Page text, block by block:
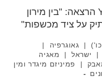
| גאוגרפיה
|
| ישראל |
מאגיה
|
פמיניזם מיגדר ומין